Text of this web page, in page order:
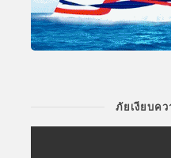
ภัยเงียบค